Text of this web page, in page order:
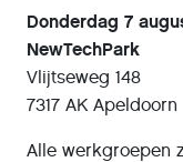
Donderdag 7
NewTechPark
Vlijtseweg 148
7317 AK Apeldoorn
Alle werkgroepen